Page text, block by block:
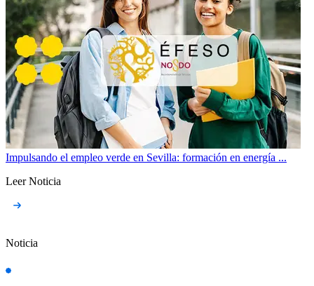
Impulsando el empleo verde en Sevilla: formación en energía ...
Leer Noticia
Noticia